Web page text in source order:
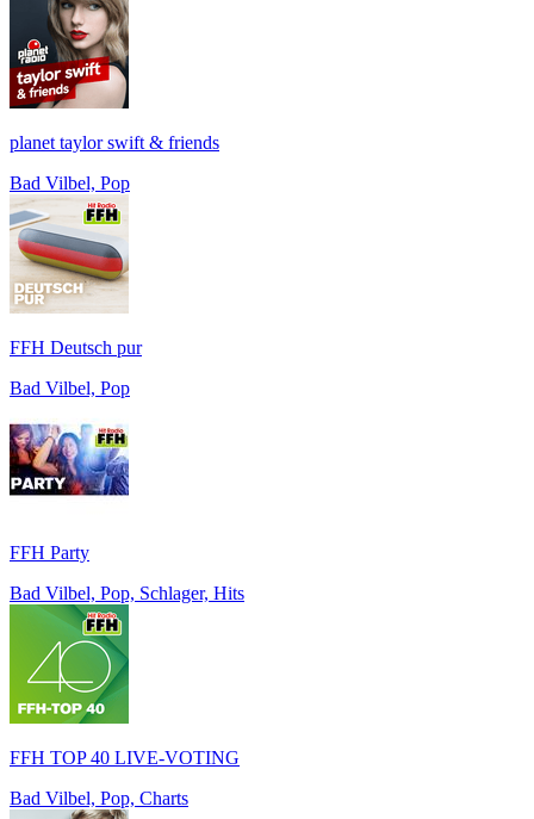
planet taylor swift & friends
Bad Vilbel, Pop
FFH Deutsch pur
Bad Vilbel, Pop
FFH Party
Bad Vilbel, Pop, Schlager, Hits
FFH TOP 40 LIVE-VOTING
Bad Vilbel, Pop, Charts